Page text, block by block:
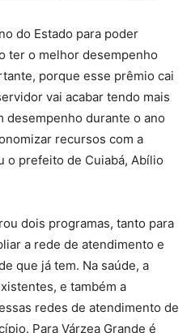
do Estado para poder
ter o melhor desempenho
porque esse prêmio cai
vai acabar tendo mais
desempenho durante o ano
recursos com a
o prefeito de Cuiabá, Abílio
dois programas, tanto para
a rede de atendimento e
que já tem. Na saúde, a
e também a
redes de atendimento de
Para Várzea Grande é